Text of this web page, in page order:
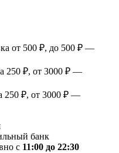
от 500 ₽, до 500 ₽ —
250 ₽, от 3000 ₽ —
250 ₽, от 3000 ₽ —
банк
с 11:00 до 22:30